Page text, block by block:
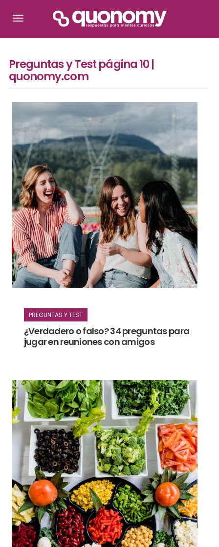
Preguntas y Test página 10 |
quonomy.com
PREGUNTAS Y TEST
¿Verdadero o falso? 34 preguntas para
jugar en reuniones con amigos